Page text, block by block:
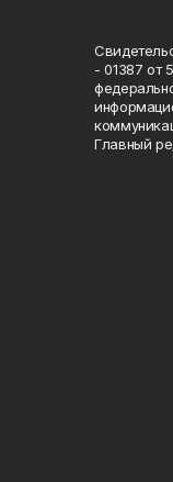
- 01387 от
Главный